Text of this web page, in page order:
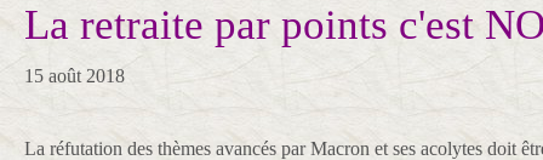
La retraite par points c'est
15 août 2018
La réfutation des thèmes avancés par Macron et ses acolytes doit